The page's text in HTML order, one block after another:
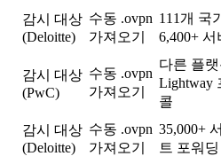
감시 대상
(Deloitte)
수동 .ovpn
가져오기
111개 국
6,400+ 서
감시 대상
(PwC)
수동 .ovpn
가져오기
다른 플
Lightway
콜
감시 대상
(Deloitte)
수동 .ovpn
가져오기
35,000+
트 포워